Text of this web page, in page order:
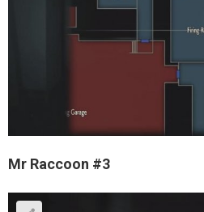
Mr Raccoon #3